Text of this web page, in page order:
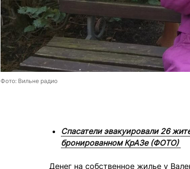
Фото: Вильне радио
Спасатели эвакуировали 26
бронированном КрАЗе (ФОТО)
Денег на собственное жилье у